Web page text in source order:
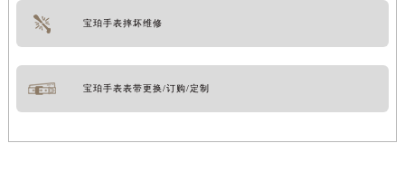
宝珀手表摔坏维修
宝珀手表表带更换/订购/定制